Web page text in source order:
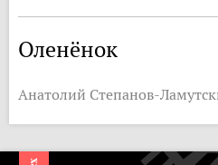
Оленёнок
Анатолий Степанов-